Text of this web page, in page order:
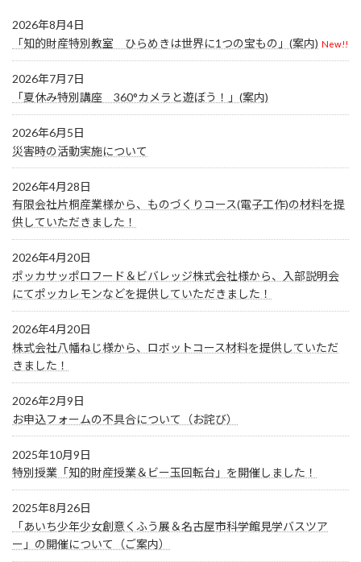
2026年8月4日
「知的財産特別教室 ひらめきは世界に1つの宝もの」(案内) New!!
2026年7月7日
「夏休み特別講座 360°カメラと遊ぼう！」(案内)
2026年6月5日
災害時の活動実施について
2026年4月28日
有限会社片桐産業様から、ものづくりコース(電子工作)の材料を提
供していただきました！
2026年4月20日
ポッカサッポロフード＆ビバレッジ株式会社様から、入部説明会
にてポッカレモンなどを提供していただきました！
2026年4月20日
株式会社八幡ねじ様から、ロボットコース材料を提供していただ
きました！
2026年2月9日
お申込フォームの不具合について（お詫び）
2025年10月9日
特別授業「知的財産授業＆ビー玉回転台」を開催しました！
2025年8月26日
「あいち少年少女創意くふう展＆名古屋市科学館見学バスツア
ー」の開催について（ご案内）